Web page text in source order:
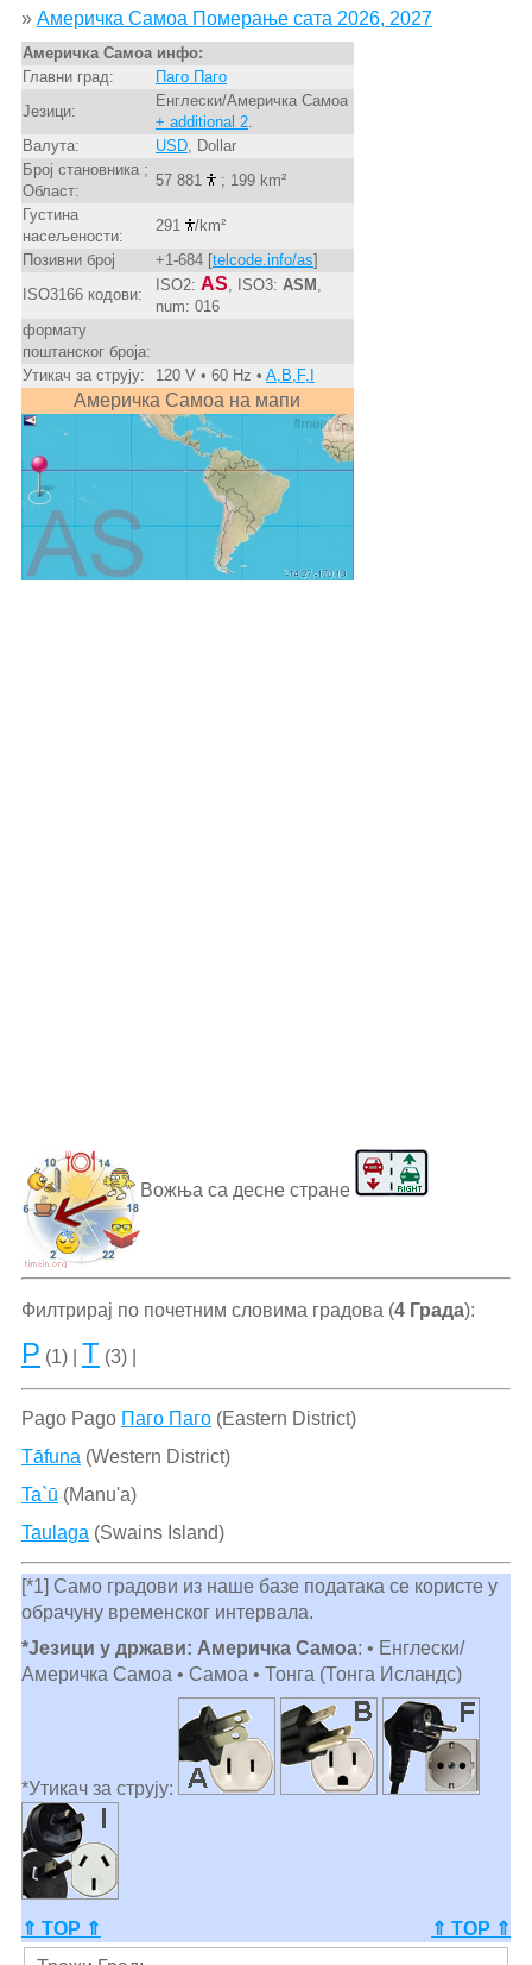
» Америчка Самоа Померање сата 2026, 2027
Америчка Самоа инфо:
Главни град:
Паго Паго
Језици:
Енглески/Америчка Самоа
+ additional 2.
Валута:
USD, Dollar
Број становника ;
Област:
57 881
; 199 km²
Густина
насељености:
291
/km²
Позивни број
+1-684 [telcode.info/as]
ISO3166 кодови:
ISO2: AS , ISO3: ASM
num: 016
формату
поштанског броја:
Утикач за струју:
120 V • 60 Hz • A,B,F,I
Америчка Самоа на мапи
Вожња са десне стране
Филтрирај по почетним словима градова (4 Града):
P (1) | T (3) |
Pago Pago Паго Паго(Eastern District)
Tāfuna (Western District)
Ta`ū (Manu'a)
Taulaga (Swains Island)
[*1] Само градови из наше базе података се користе у
обрачуну временског интервала.
*Језици у држави: Америчка Самоа: • Енглески/
Америчка Самоа • Самоа • Тонга (Тонга Исландс)
*Утикач за струју:
⇑ TOP ⇑
⇑ TOP ⇑